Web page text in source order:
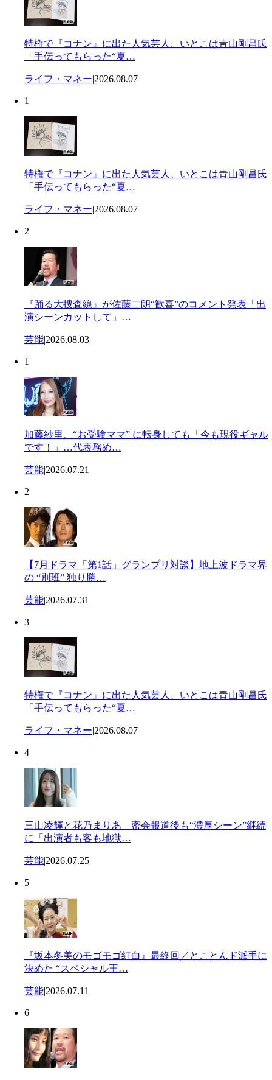
特権で『コナン』に出た人気芸人、いとこは青山剛昌氏
「手伝ってもらった“夏…
ライフ・マネー|2026.08.07
1
特権で『コナン』に出た人気芸人、いとこは青山剛昌氏
「手伝ってもらった“夏…
ライフ・マネー|2026.08.07
2
『踊る大捜査線』が佐藤二朗“歓喜”のコメント発表「出
演シーンカットして」…
芸能|2026.08.03
1
加藤紗里、“お受験ママ” に転身しても「今も現役ギャル
です！」…代表務め…
芸能|2026.07.21
2
【7月ドラマ「第1話」グランプリ対談】地上波ドラマ界
の “別班” 独り勝…
芸能|2026.07.31
3
特権で『コナン』に出た人気芸人、いとこは青山剛昌氏
「手伝ってもらった“夏…
ライフ・マネー|2026.08.07
4
三山凌輝と花乃まりあ 密会報道後も“濃厚シーン”継続
に「出演者も客も地獄…
芸能|2026.07.25
5
『坂本冬美のモゴモゴ紅白』最終回／とことんド派手に
決めた “スペシャル王…
芸能|2026.07.11
6